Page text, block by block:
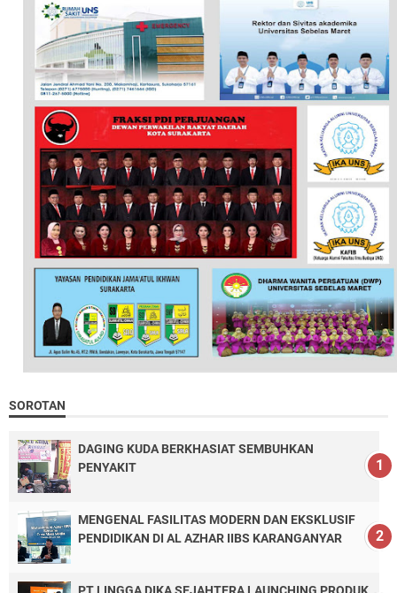
SOROTAN
DAGING KUDA BERKHASIAT SEMBUHKAN
PENYAKIT
MENGENAL FASILITAS MODERN DAN EKSKLUSIF
PENDIDIKAN DI AL AZHAR IIBS KARANGANYAR